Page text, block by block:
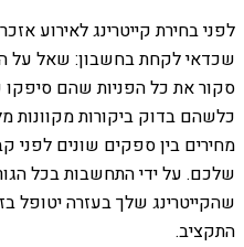
לפני בחירת קייטרינג לאירוע
שכדאי לקחת בחשבון: שאל על
סקור את כל הפניות שהם סיפקו
כלשהם בדוק ביקורות מקוונות
מחירים בין ספקים שונים לפני
שלכם. על ידי התחשבות בכל
שהקייטרינג שלך בעזרה יטופל
התקציב.